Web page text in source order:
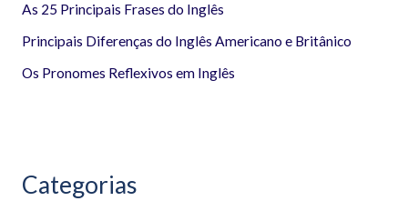
r
As 25 Principais Frases do Inglês
Principais Diferenças do Inglês Americano e Britânico
Os Pronomes Reflexivos em Inglês
Categorias